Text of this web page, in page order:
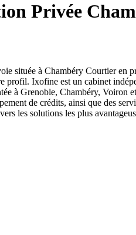
Privée
située à Chambéry Courtier en
profil. Ixofine est un cabinet
à Grenoble, Chambéry, Voiron
de crédits, ainsi que des
les solutions les plus